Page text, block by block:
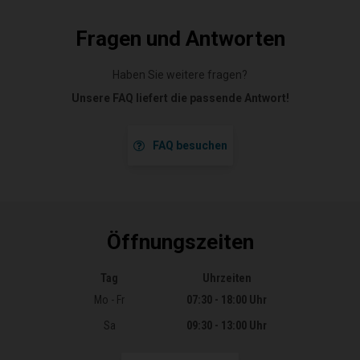
Fragen und Antworten
Haben Sie weitere fragen?
Unsere FAQ liefert die passende Antwort!
FAQ besuchen
Öffnungszeiten
Öffnungszeiten
Tag
Uhrzeiten
Mo - Fr
07:30 - 18:00 Uhr
Sa
09:30 - 13:00 Uhr